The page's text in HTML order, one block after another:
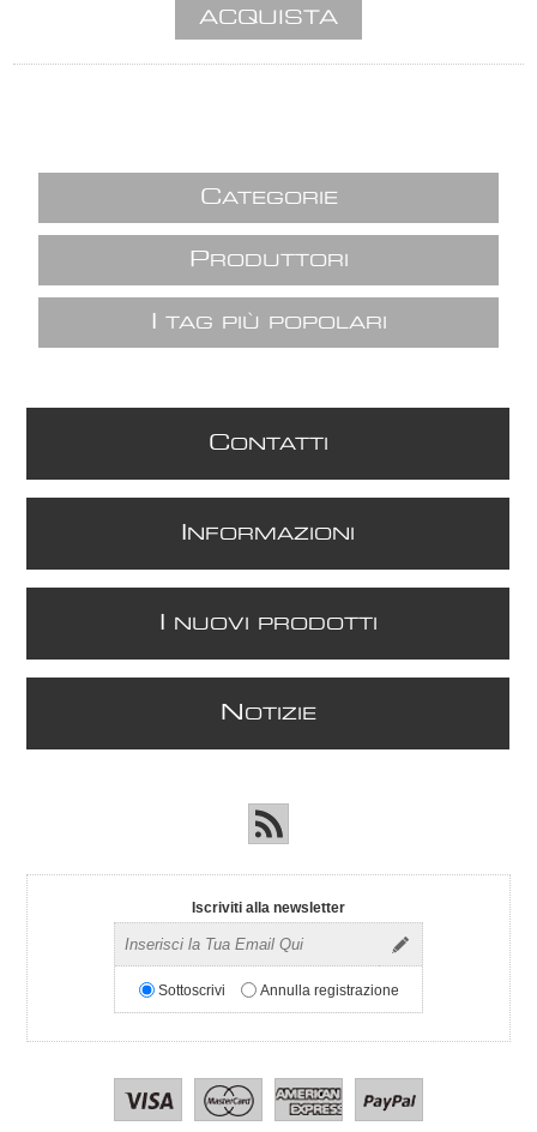
CATEGORIE
P RODUTTORI
TAG PIÙ POPOLARI
CONTATTI
NFORMAZIONI
NUOVI PRODOTTI
N OTIZIE
Iscriviti alla newsletter
Sottoscrivi Annulla registrazione